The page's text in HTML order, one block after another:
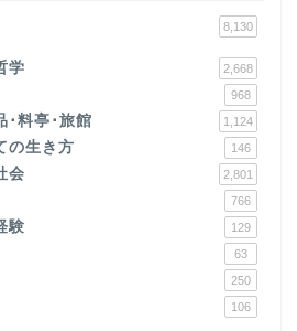
8,130
学 2,668
968
･料亭･旅館 1,124
の生き方 146
会 2,801
766
験 129
63
250
106